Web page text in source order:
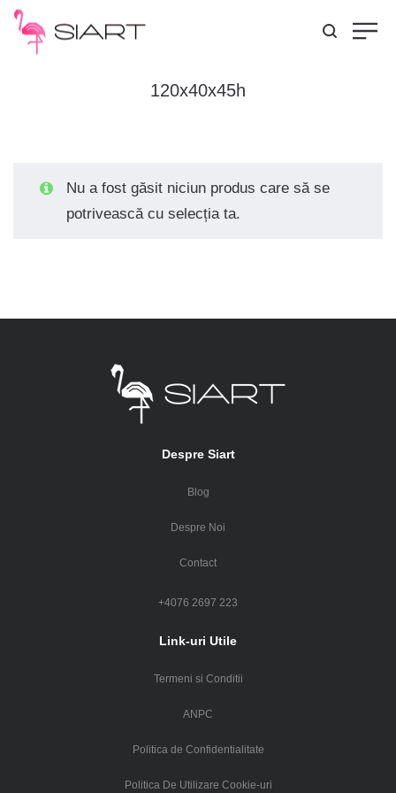
120x40x45h
Nu a fost găsit niciun produs care să se
potrivească cu selecția ta.
Despre Siart
Blog
Despre Noi
Contact
+4076 2697 223
Link-uri Utile
Termeni si Conditii
ANPC
Politica de Confidentialitate
Politica De Utilizare Cookie-uri